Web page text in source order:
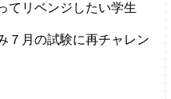
てリベンジしたい学生
７月の試験に再チャレン